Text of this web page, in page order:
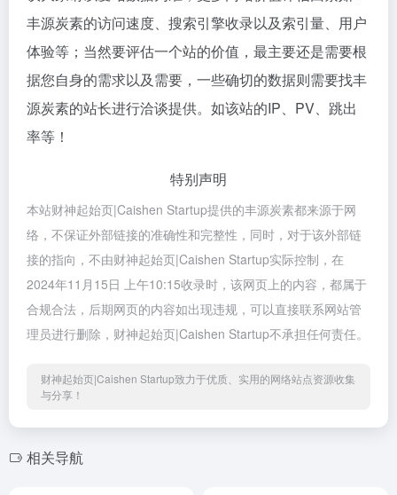
丰源炭素的访问速度、搜索引擎收录以及索引量、用户
体验等；当然要评估一个站的价值，最主要还是需要根
据您自身的需求以及需要，一些确切的数据则需要找丰
源炭素的站长进行洽谈提供。如该站的IP、PV、跳出
率等！
特别声明
本站财神起始页|Caishen Startup提供的丰源炭素都来源于网
络，不保证外部链接的准确性和完整性，同时，对于该外部链
接的指向，不由财神起始页|Caishen Startup实际控制，在
2024年11月15日 上午10:15收录时，该网页上的内容，都属于
合规合法，后期网页的内容如出现违规，可以直接联系网站管
理员进行删除，财神起始页|Caishen Startup不承担任何责任。
财神起始页|Caishen Startup致力于优质、实用的网络站点资源收集
与分享！
相关导航